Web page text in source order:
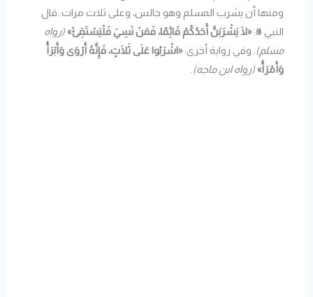
ومنها أن يشرب المسلم وهو جالس، وعلى ثلاث مرات. قال
النبي ﷺ:«لَا يَشْرَبَنَّ أَحَدُكُمْ قَائِمًا، فَمَنْ نَسِيَ فَلْيَسْتَقِئْ» (رواه
مسلم) . وفي رواية أخرى:«اشْرَبُوا عَلَى ثَلَاثٍ، فَإِنَّهُ أَرْوَى وَأَبْرَأُ
وَأَمْرَأُ» (رواه ابن ماجه)